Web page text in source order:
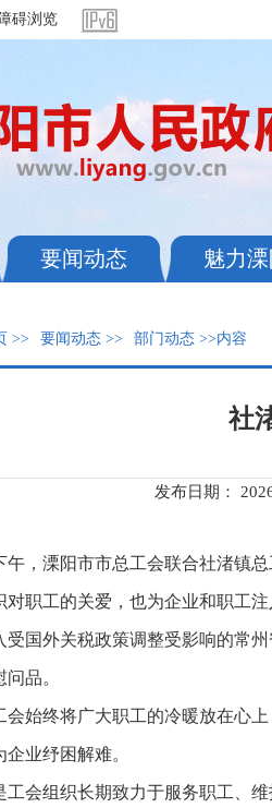
碍浏览
要闻动态 魅力
>> 要闻动态 >> 部门动态 >>内容
社
发布日期：
午，溧阳市市总工会联合社渚镇
对职工的关爱，也为企业和职工
受国外关税政策调整受影响的常
品。
会始终将广大职工的冷暖放在心
业纾困解难。
工会组织长期致力于服务职工、